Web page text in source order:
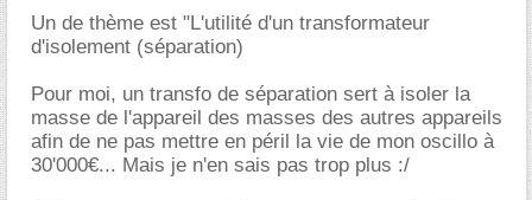
Un de thème est "L'utilité d'un transformateur
d'isolement (séparation)
Pour moi, un transfo de séparation sert à isoler la
masse de l'appareil des masses des autres appareils
afin de ne pas mettre en péril la vie de mon oscillo à
30'000€... Mais je n'en sais pas trop plus :/